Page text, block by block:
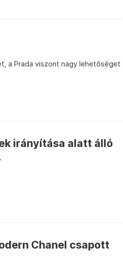
a Prada viszont nagy lehetőséget
irányítása alatt álló
Chanel csapott